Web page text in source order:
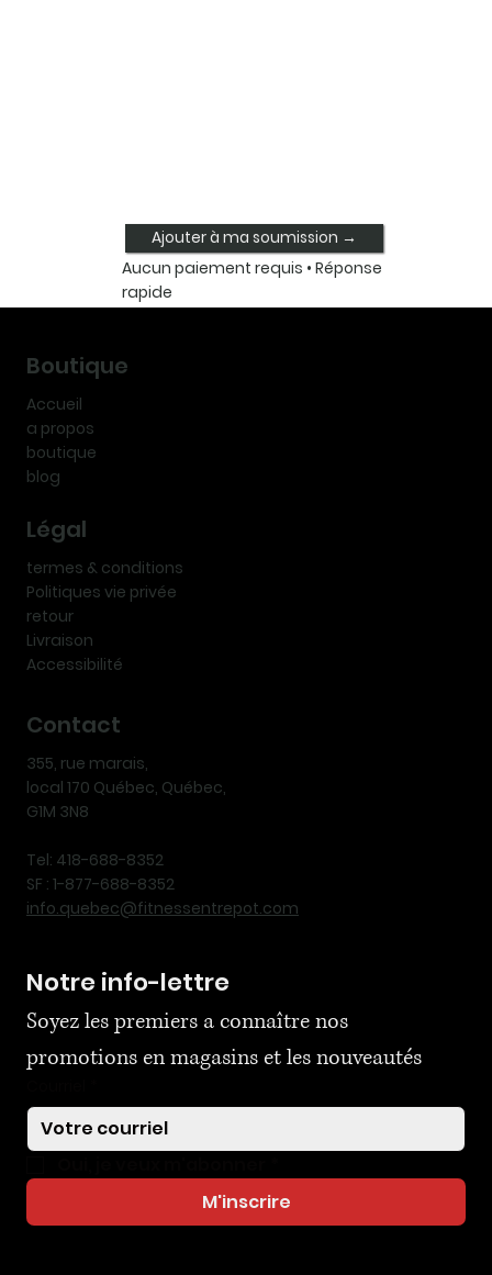
Ajouter à ma soumission →
Aucun paiement requis • Réponse
rapide
Boutique
Accueil
a propos
boutique
blog
Légal
termes & conditions
Politiques vie privée
retour
Livraison
Accessibilité
Contact
355, rue marais,
local 170 Québec, Québec,
G1M 3N8
Tel: 418-688-8352
SF : 1-877-688-8352
info.quebec@fitnessentrepot.com
Notre info-lettre
Soyez les premiers a connaître nos
promotions en magasins et les nouveautés
M'inscrire